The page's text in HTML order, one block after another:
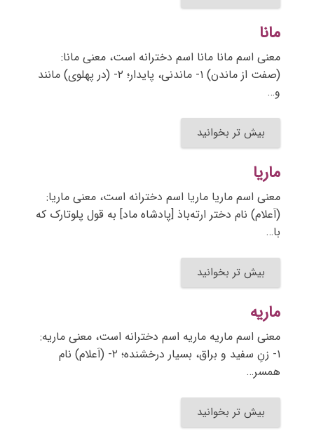
مانا
معنی اسم مانا مانا اسم دخترانه است، معنی مانا:
(صفت از ماندن) ۱- ماندنی، پایدار؛ ۲- (در پهلوی) مانند
و…
بیش تر بخوانید
ماریا
معنی اسم ماریا ماریا اسم دخترانه است، معنی ماریا:
(اَعلام) نام دختر ارته‌باذ [پادشاه ماد] به قول پلوتارک که
با…
بیش تر بخوانید
ماریه
معنی اسم ماریه ماریه اسم دخترانه است، معنی ماریه:
۱- زنِ سفید و براق، بسیار درخشنده؛ ۲- (اَعلام) نام
همسر…
بیش تر بخوانید